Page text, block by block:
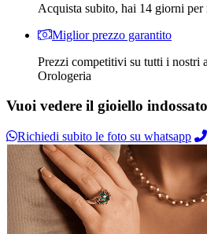
Acquista subito, hai 14 giorni per
Miglior prezzo garantito
Prezzi competitivi su tutti i nostri
Orologeria
Vuoi vedere il gioiello
Richiedi subito le foto su whatsapp